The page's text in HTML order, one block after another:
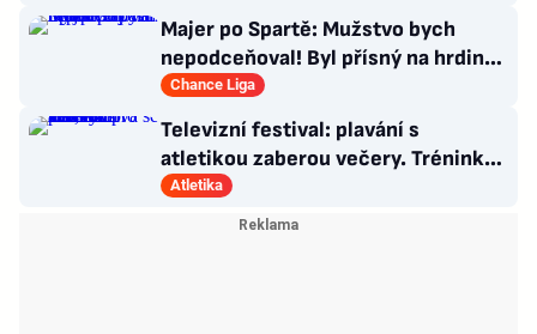
Majer po Spartě: Mužstvo bych
nepodceňoval! Byl přísný na hrdinu
zápasu
Chance Liga
Televizní festival: plavání s
atletikou zaberou večery. Trénink
pro LA, usmívá se Dusík
Atletika